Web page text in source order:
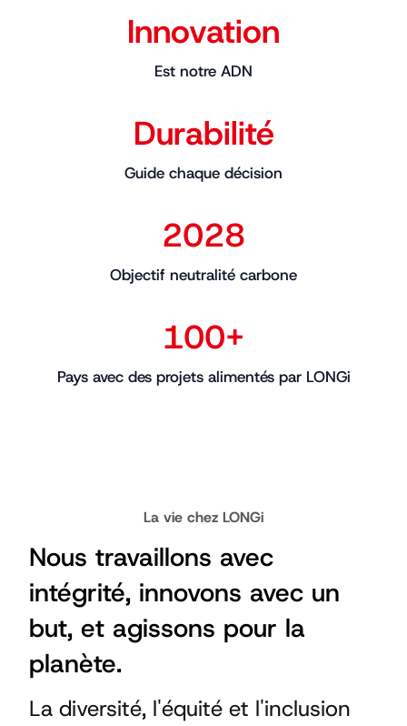
Innovation
Est notre ADN
Durabilité
Guide chaque décision
2028
Objectif neutralité carbone
100+
Pays avec des projets alimentés par LONGi
La vie chez LONGi
Nous travaillons avec
intégrité, innovons avec un
but, et agissons pour la
planète.
La diversité, l'équité et l'inclusion